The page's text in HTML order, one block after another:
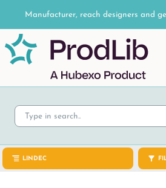
Manufacturer, reach designers and
LINDEC